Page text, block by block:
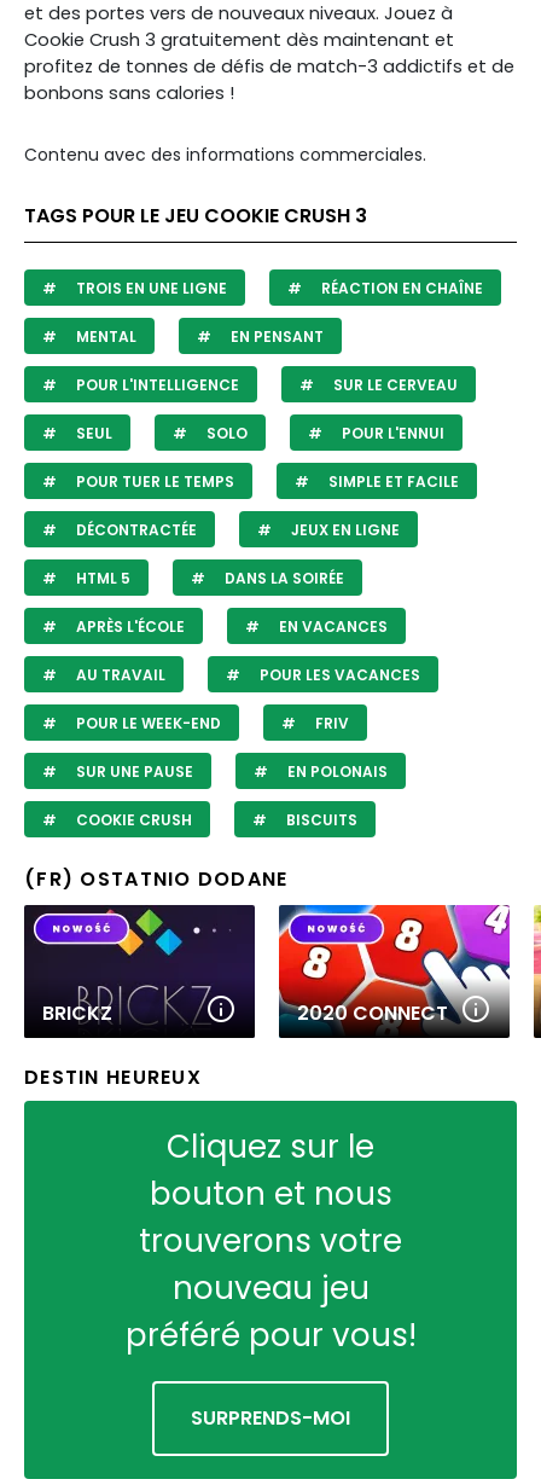
et des portes vers de nouveaux niveaux. Jouez à
Cookie Crush 3 gratuitement dès maintenant et
profitez de tonnes de défis de match-3 addictifs et de
bonbons sans calories !
Contenu avec des informations commerciales.
TAGS POUR LE JEU COOKIE CRUSH 3
TROIS EN UNE LIGNE RÉACTION EN CHAÎNE
MENTAL EN PENSANT
POUR L'INTELLIGENCE SUR LE CERVEAU
SEUL SOLO POUR L'ENNUI
POUR TUER LE TEMPS SIMPLE ET FACILE
DÉCONTRACTÉE JEUX EN LIGNE
HTML 5 DANS LA SOIRÉE
APRÈS L'ÉCOLE EN VACANCES
AU TRAVAIL POUR LES VACANCES
POUR LE WEEK-END FRIV
SUR UNE PAUSE EN POLONAIS
COOKIE CRUSH BISCUITS
(FR) OSTATNIO DODANE
BRICKZ 2020 CONNECT
DESTIN HEUREUX
Cliquez sur le
bouton et nous
trouverons votre
nouveau jeu
préféré pour vous!
SURPRENDS-MOI